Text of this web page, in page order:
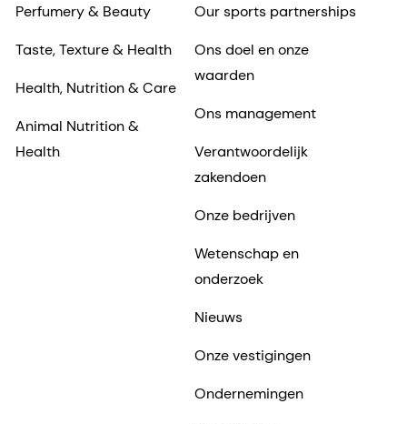
Perfumery & Beauty
Taste, Texture & Health
Health, Nutrition & Care
Animal Nutrition &
Health
Our sports partnerships
Ons doel en onze
waarden
Ons management
Verantwoordelijk
zakendoen
Onze bedrijven
Wetenschap en
onderzoek
Nieuws
Onze vestigingen
Ondernemingen